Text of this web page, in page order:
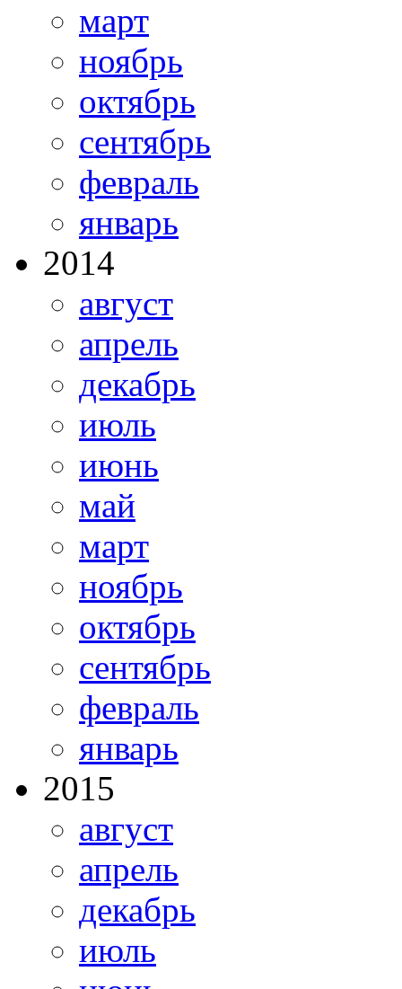
март
ноябрь
октябрь
сентябрь
февраль
январь
2014
август
апрель
декабрь
июль
июнь
май
март
ноябрь
октябрь
сентябрь
февраль
январь
2015
август
апрель
декабрь
июль